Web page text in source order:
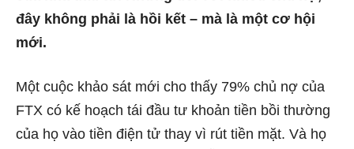
đây không phải là hồi kết – mà là một cơ hội
mới.
Một cuộc khảo sát mới cho thấy 79% chủ nợ của
FTX có kế hoạch tái đầu tư khoản tiền bồi thường
của họ vào tiền điện tử thay vì rút tiền mặt. Và họ